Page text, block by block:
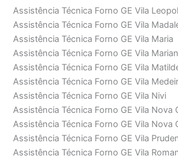
Assistência Técnica Forno GE Vila
Assistência Técnica Forno GE Vila
Assistência Técnica Forno GE Vila Maria
Assistência Técnica Forno GE Vila
Assistência Técnica Forno GE Vila
Assistência Técnica Forno GE Vila
Assistência Técnica Forno GE Vila Nivi
Assistência Técnica Forno GE Vila Nova
Assistência Técnica Forno GE Vila Nova
Assistência Técnica Forno GE Vila
Assistência Técnica Forno GE Vila